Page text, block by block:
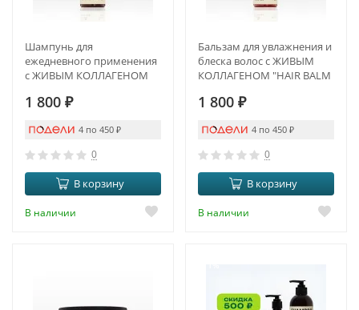
Шампунь для
ежедневного применения
с ЖИВЫМ КОЛЛАГЕНОМ
COLLAGEN"
1 800 ₽
4 по 450 ₽
0
В корзину
В наличии
Бальзам для увлажнения и
блеска волос с ЖИВЫМ
КОЛЛАГЕНОМ "HAIR BALM
1 800 ₽
4 по 450 ₽
0
В корзину
В наличии